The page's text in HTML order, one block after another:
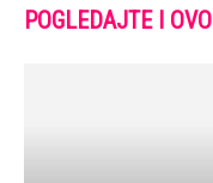
POGLEDAJTE I OVO